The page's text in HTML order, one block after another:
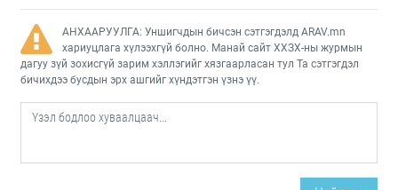
АНХААРУУЛГА: Уншигчдын бичсэн сэтгэгдэлд ARAV.mn
хариуцлага хүлээхгүй болно. Манай сайт ХХЗХ-ны журмын
дагуу зүй зохисгүй зарим хэллэгийг хязгаарласан тул Та сэтгэгдэл
бичихдээ бусдын эрх ашгийг хүндэтгэн үзнэ үү.